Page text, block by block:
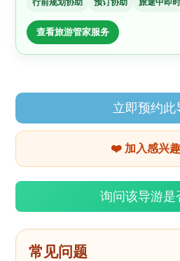
行前规划协助 预订协助 旅途中即
查看旅游管家服务
立即预约此
❤️ 加入感兴
询问该导游是
常见问题